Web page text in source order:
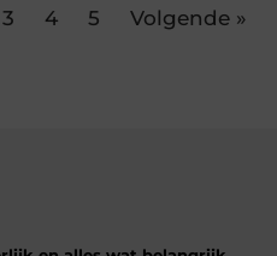
3 4 5 Volgende »